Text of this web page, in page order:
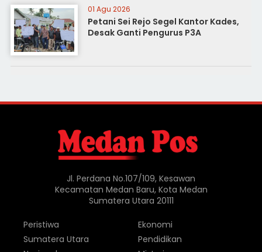
01 Agu 2026
Petani Sei Rejo Segel Kantor Kades,
Desak Ganti Pengurus P3A
Jl. Perdana No.107/109, Kesawan
Kecamatan Medan Baru, Kota Medan
Sumatera Utara 20111
Peristiwa
Sumatera Utara
Ekonomi
Pendidikan